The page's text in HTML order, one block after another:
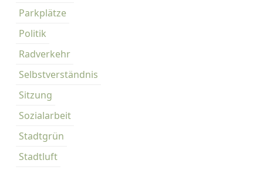
Parkplätze
Politik
Radverkehr
Selbstverständnis
Sitzung
Sozialarbeit
Stadtgrün
Stadtluft